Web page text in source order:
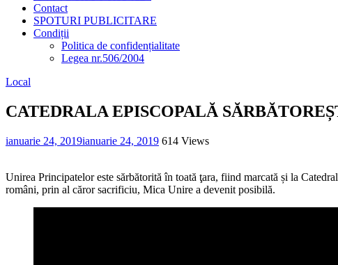
Contact
SPOTURI PUBLICITARE
Condiții
Politica de confidențialitate
Legea nr.506/2004
Local
CATEDRALA EPISCOPALĂ
ianuarie 24, 2019ianuarie 24, 2019 614 Views
Unirea Principatelor este sărbătorită în toată ţara, fiind marcată și la
români, prin al căror sacrificiu, Mica Unire a devenit posibilă.